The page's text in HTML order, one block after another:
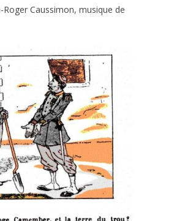
Roger Caussimon, musique de